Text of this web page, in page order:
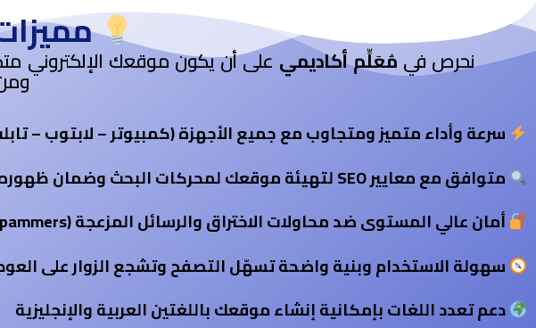
نحرص في مُعَلِّم أكاديمي على أن يكون موقعك الإلكتروني
سرعة وأداء متميز ومتجاوب مع جميع الأجهزة (كمبيوتر – لابتوب –
متوافق مع معايير SEO لتهيئة موقعك لمحركات البحث وضمان ظهوره تدريجيًا في النتائج الأولى
أمان عالي المستوى ضد محاولات الاختراق والرسائل المزعجة (Spammers)
سهولة الاستخدام وبنية واضحة تسهّل التصفح وتشجع الزوار على
دعم تعدد اللغات بإمكانية إنشاء موقعك باللغتين العربية والإنجليزية